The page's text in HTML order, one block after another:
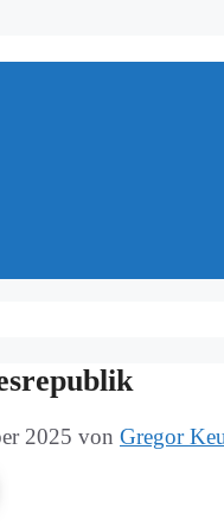
2025 von Gregor